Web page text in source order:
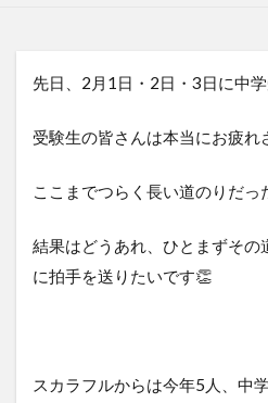
先日、2月1日・2日・3日に中学
受験生の皆さんは本当にお疲れ
ここまでつらく長い道のりだっ
結果はどうあれ、ひとまずその
に拍手を送りたいです👏
スカラフルからは今年5人、中